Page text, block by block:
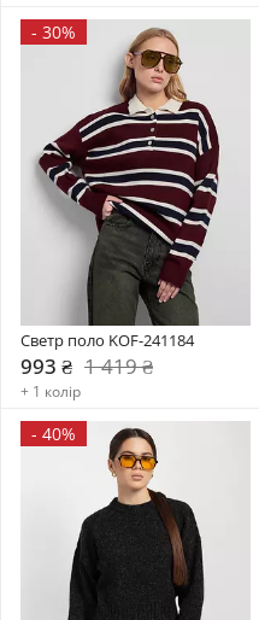
- 30%
Светр поло KOF-241184
993 ₴ 1 419 ₴
+ 1 колір
- 40%